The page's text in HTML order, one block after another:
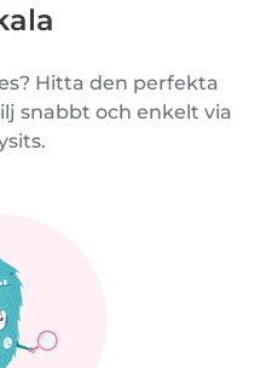
Hitta den perfekta
snabbt och enkelt via